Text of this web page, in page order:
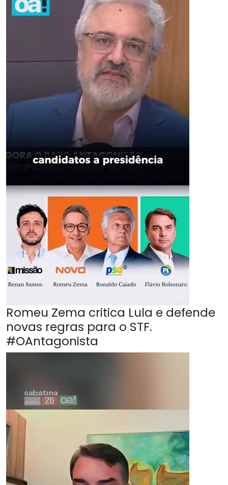
Romeu Zema critica Lula e defende
novas regras para o STF.
#OAntagonista